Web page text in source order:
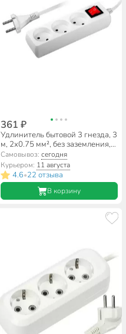
361 ₽
Удлинитель бытовой 3 гнезда, 3
м, 2х0.75 мм², без заземления,
выключатель, со шторкой,
пластик, белый, ФАZА, FS-03-
300, 5007406
Самовывоз: сегодня
Курьером: 11 августа
4.6•22 отзыва
В корзину